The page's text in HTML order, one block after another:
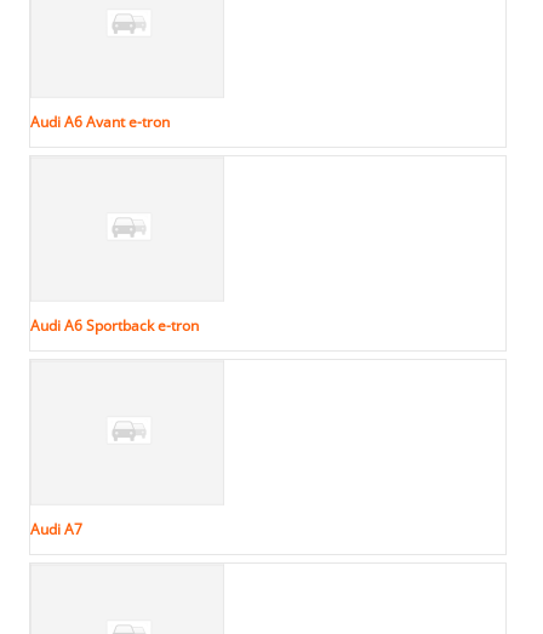
Audi A6 Avant e-tron
Audi A6 Sportback e-tron
Audi A7